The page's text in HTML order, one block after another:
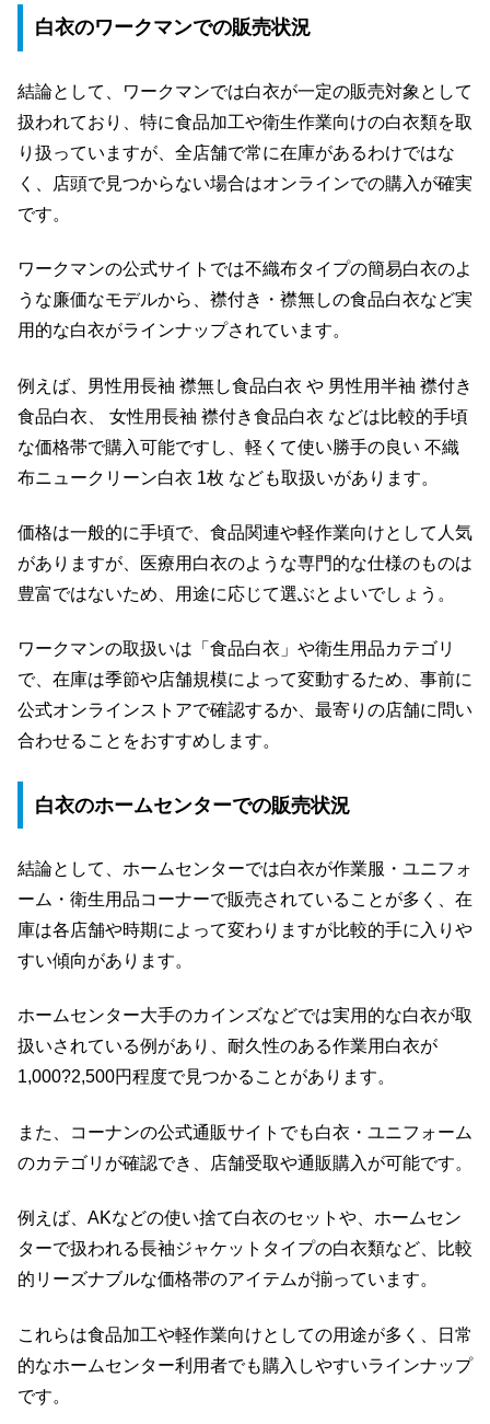
白衣のワークマンでの販売状況
結論として、ワークマンでは白衣が一定の販売対象として
扱われており、特に食品加工や衛生作業向けの白衣類を取
り扱っていますが、全店舗で常に在庫があるわけではな
く、店頭で見つからない場合はオンラインでの購入が確実
です。
ワークマンの公式サイトでは不織布タイプの簡易白衣のよ
うな廉価なモデルから、襟付き・襟無しの食品白衣など実
用的な白衣がラインナップされています。
例えば、男性用長袖 襟無し食品白衣 や 男性用半袖 襟付き
食品白衣、 女性用長袖 襟付き食品白衣 などは比較的手頃
な価格帯で購入可能ですし、軽くて使い勝手の良い 不織
布ニュークリーン白衣 1枚 なども取扱いがあります。
価格は一般的に手頃で、食品関連や軽作業向けとして人気
がありますが、医療用白衣のような専門的な仕様のものは
豊富ではないため、用途に応じて選ぶとよいでしょう。
ワークマンの取扱いは「食品白衣」や衛生用品カテゴリ
で、在庫は季節や店舗規模によって変動するため、事前に
公式オンラインストアで確認するか、最寄りの店舗に問い
合わせることをおすすめします。
白衣のホームセンターでの販売状況
結論として、ホームセンターでは白衣が作業服・ユニフォ
ーム・衛生用品コーナーで販売されていることが多く、在
庫は各店舗や時期によって変わりますが比較的手に入りや
すい傾向があります。
ホームセンター大手のカインズなどでは実用的な白衣が取
扱いされている例があり、耐久性のある作業用白衣が
1,000?2,500円程度で見つかることがあります。
また、コーナンの公式通販サイトでも白衣・ユニフォーム
のカテゴリが確認でき、店舗受取や通販購入が可能です。
例えば、AKなどの使い捨て白衣のセットや、ホームセン
ターで扱われる長袖ジャケットタイプの白衣類など、比較
的リーズナブルな価格帯のアイテムが揃っています。
これらは食品加工や軽作業向けとしての用途が多く、日常
的なホームセンター利用者でも購入しやすいラインナップ
です。